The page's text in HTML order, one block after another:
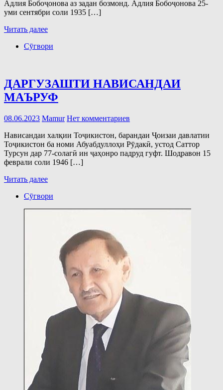
Адлия Бобоҷонова аз задан бозмонд. Адлия Бобоҷонова 25-
уми сентябри соли 1935 […]
Читать далее
Сӯгвори
ДАРГУЗАШТИ НАВИСАНДАИ
МАЪРУФ
08.06.2023 Mamur Нет комментариев
Нависандаи халқии Тоҷикистон, барандаи Ҷоизаи давлатии
Тоҷикистон ба номи Абуабдуллоҳи Рӯдакӣ, устод Саттор
Турсун дар 77-солагӣ ин ҷаҳонро падруд гуфт. Шодравон 15
феврали соли 1946 […]
Читать далее
Сӯгвори